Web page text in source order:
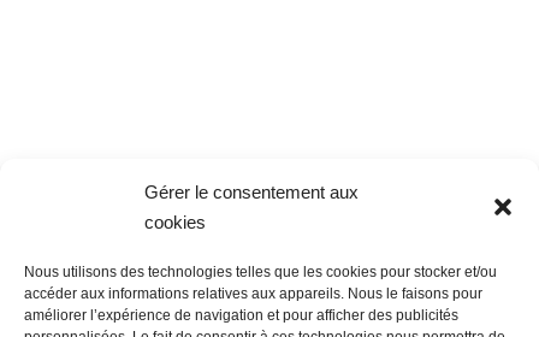
Gérer le consentement aux
cookies
Nous utilisons des technologies telles que les cookies pour stocker et/ou
accéder aux informations relatives aux appareils. Nous le faisons pour
améliorer l’expérience de navigation et pour afficher des publicités